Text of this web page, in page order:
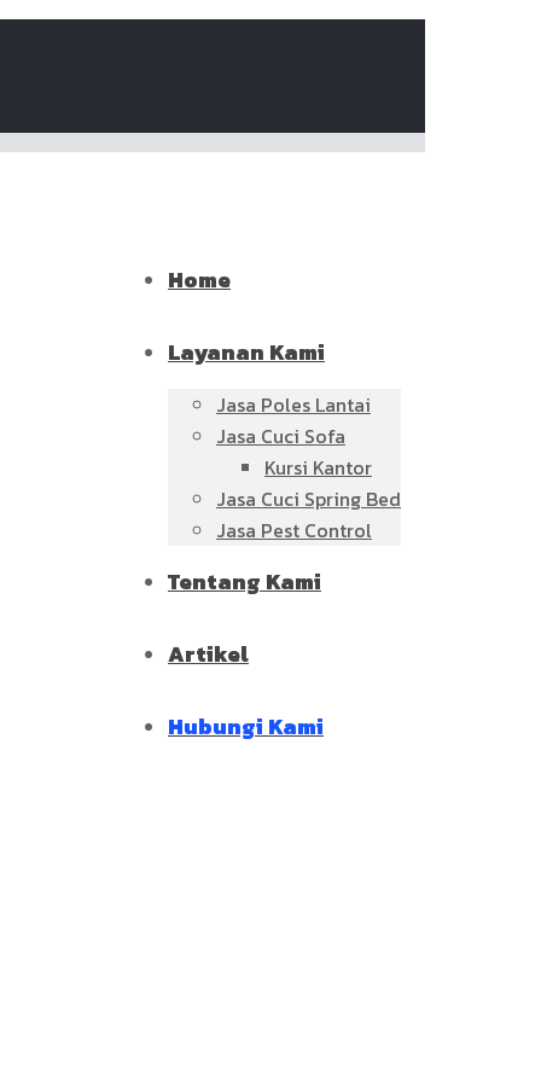
Home
Layanan Kami
Jasa Poles Lantai
Jasa Cuci Sofa
Kursi Kantor
Jasa Cuci Spring Bed
Jasa Pest Control
Tentang Kami
Artikel
Hubungi Kami